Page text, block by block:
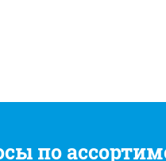
по